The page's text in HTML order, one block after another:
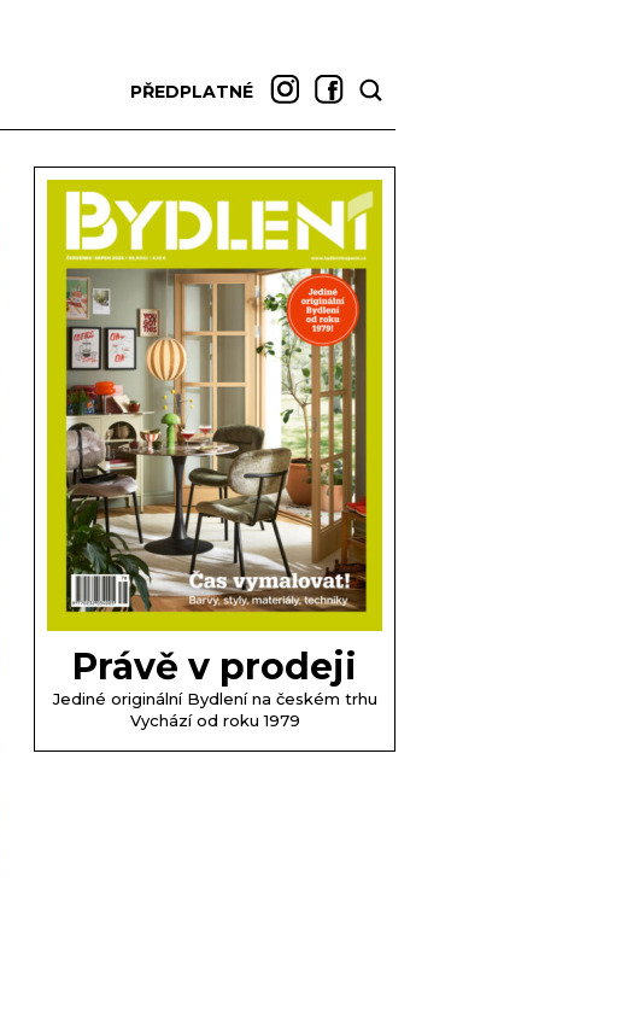
PŘEDPLATNÉ
Právě v prodeji
Jediné originální Bydlení na českém trhu
Vychází od roku 1979